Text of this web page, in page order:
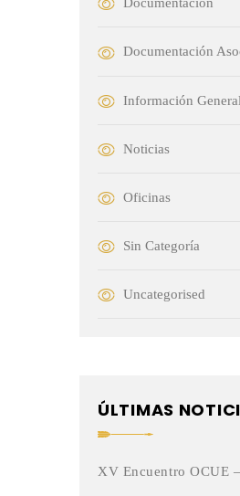
Documentación
Documentación
Información General
Noticias
Oficinas
Sin Categoría
Uncategorised
ÚLTIMAS
XV Encuentro OCUE